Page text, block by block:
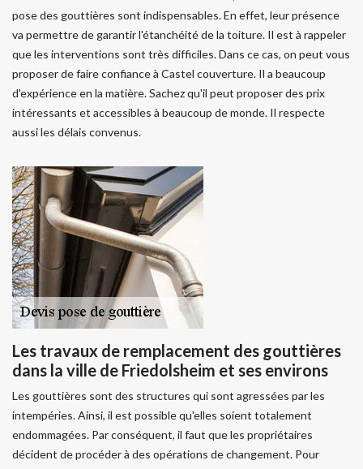
pose des gouttières sont indispensables. En effet, leur présence
va permettre de garantir l'étanchéité de la toiture. Il est à rappeler
que les interventions sont très difficiles. Dans ce cas, on peut vous
proposer de faire confiance à Castel couverture. Il a beaucoup
d'expérience en la matière. Sachez qu'il peut proposer des prix
intéressants et accessibles à beaucoup de monde. Il respecte
aussi les délais convenus.
Les travaux de remplacement des gouttières
dans la ville de Friedolsheim et ses environs
Les gouttières sont des structures qui sont agressées par les
intempéries. Ainsi, il est possible qu'elles soient totalement
endommagées. Par conséquent, il faut que les propriétaires
décident de procéder à des opérations de changement. Pour